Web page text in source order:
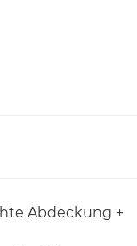
Abdeckung +